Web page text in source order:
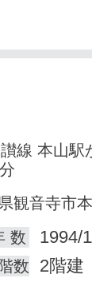
線 本山駅
観音寺市
数
1994/
数 2階建